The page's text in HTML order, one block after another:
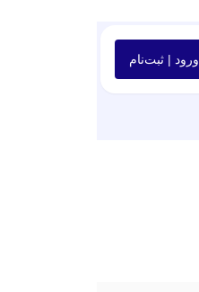
ورود | ثبت‌نام